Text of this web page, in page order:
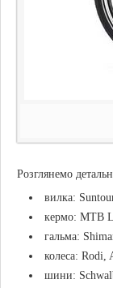
Розглянемо
вилка:
кермо: MTB
гальма:
колеса: Rodi,
шини: